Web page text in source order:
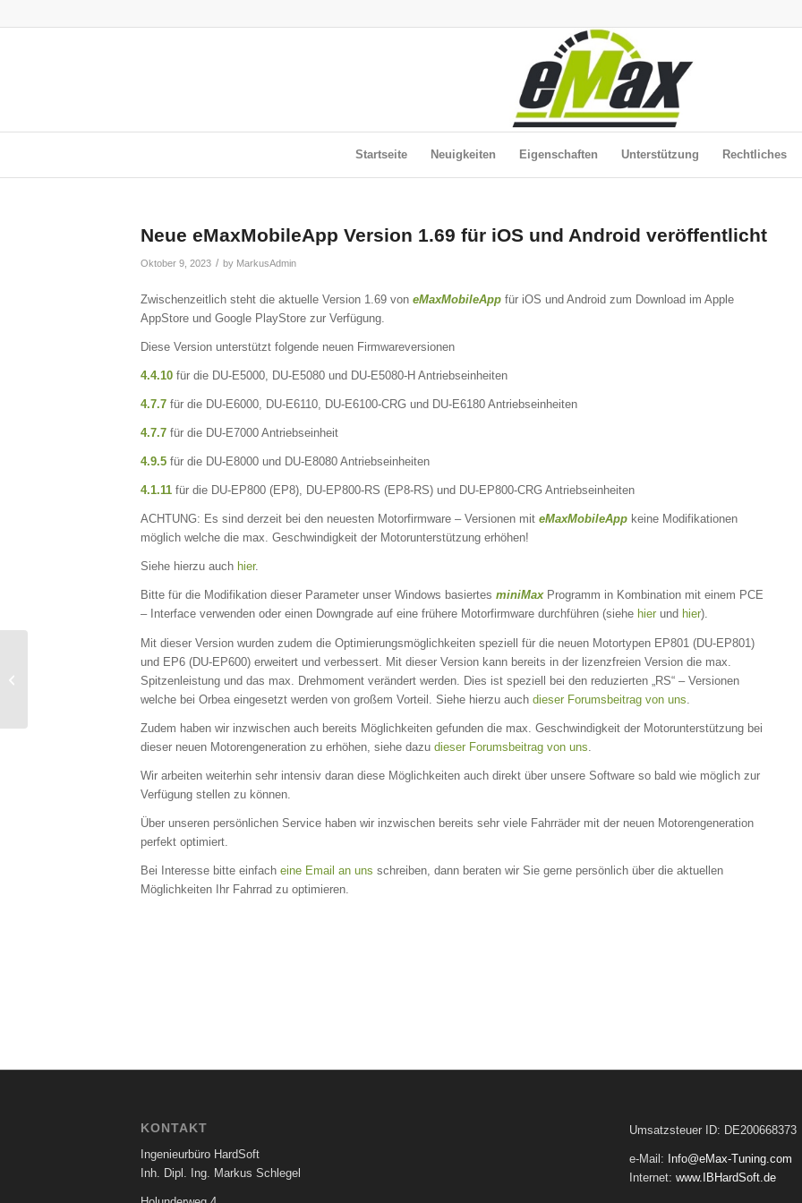
Startseite Neuigkeiten Eigenschaften Unterstützung Rechtliches
Neue eMaxMobileApp Version 1.69 für iOS und Android veröffentlicht
Oktober 9, 2023 / by MarkusAdmin
Zwischenzeitlich steht die aktuelle Version 1.69 von eMaxMobileApp für iOS und Android zum Download im Apple
AppStore und Google PlayStore zur Verfügung.
Diese Version unterstützt folgende neuen Firmwareversionen
4.4.10 für die DU-E5000, DU-E5080 und DU-E5080-H Antriebseinheiten
4.7.7 für die DU-E6000, DU-E6110, DU-E6100-CRG und DU-E6180 Antriebseinheiten
4.7.7 für die DU-E7000 Antriebseinheit
4.9.5 für die DU-E8000 und DU-E8080 Antriebseinheiten
4.1.11 für die DU-EP800 (EP8), DU-EP800-RS (EP8-RS) und DU-EP800-CRG Antriebseinheiten
ACHTUNG: Es sind derzeit bei den neuesten Motorfirmware – Versionen mit eMaxMobileApp keine Modifikationen
möglich welche die max. Geschwindigkeit der Motorunterstützung erhöhen!
Siehe hierzu auch hier.
Bitte für die Modifikation dieser Parameter unser Windows basiertes miniMax Programm in Kombination mit einem PCE
– Interface verwenden oder einen Downgrade auf eine frühere Motorfirmware durchführen (siehe hier und hier).
Mit dieser Version wurden zudem die Optimierungsmöglichkeiten speziell für die neuen Motortypen EP801 (DU-EP801)
und EP6 (DU-EP600) erweitert und verbessert. Mit dieser Version kann bereits in der lizenzfreien Version die max.
Spitzenleistung und das max. Drehmoment verändert werden. Dies ist speziell bei den reduzierten „RS“ – Versionen
welche bei Orbea eingesetzt werden von großem Vorteil. Siehe hierzu auch dieser Forumsbeitrag von uns
Zudem haben wir inzwischen auch bereits Möglichkeiten gefunden die max. Geschwindigkeit der Motorunterstützung bei
dieser neuen Motorengeneration zu erhöhen, siehe dazu dieser Forumsbeitrag von uns
Wir arbeiten weiterhin sehr intensiv daran diese Möglichkeiten auch direkt über unsere Software so bald wie möglich zur
Verfügung stellen zu können.
Über unseren persönlichen Service haben wir inzwischen bereits sehr viele Fahrräder mit der neuen Motorengeneration
perfekt optimiert.
Bei Interesse bitte einfach eine Email an uns schreiben, dann beraten wir Sie gerne persönlich über die aktuellen
Möglichkeiten Ihr Fahrrad zu optimieren.
KONTAKT
Ingenieurbüro HardSoft
Inh. Dipl. Ing. Markus Schlegel
Umsatzsteuer ID: DE200668373
e-Mail: Info@eMax-Tuning.com
Internet: www.IBHardSoft.de
Neue miniMax – Version 2.40